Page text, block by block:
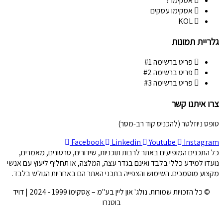
אסקימו עסקים
KOL
גלריית תמונות
פריט ברשימה #1
פריט ברשימה #2
פריט ברשימה #3
צרו איתנו קשר
טופס ניוזלטר (להכניס קוד רב-מסר)
Facebook
Linkedin Youtube
Instagram
כל התכנים המופיעים באתר לרבות תוכניות, שידורים, סרטונים, מאמרים,
נועדו למידע כללי בלבד ואינם בגדר עצה, המלצה, או תחליף ליעוץ עם אנשי
מקצוע מוסמכים. השימוש והצפייה בתכני האתר הם באחריות הגולש בלבד.
© כל הזכויות שמורות. נולג' און ליין בע"מ – אָסקימוֹ 1999 - 2024 | דויד
בוטנרו